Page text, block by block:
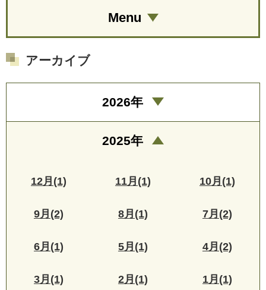
Menu
アーカイブ
2026年
2025年
12月(1) 11月(1) 10月(1)
9月(2) 8月(1) 7月(2)
6月(1) 5月(1) 4月(2)
3月(1) 2月(1) 1月(1)